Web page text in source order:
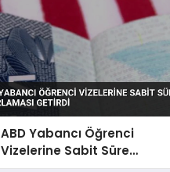
ABD Yabancı Öğrenci
Vizelerine Sabit Süre
Sınırlaması Getirdi